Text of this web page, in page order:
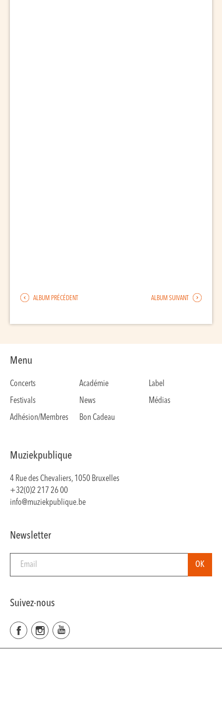
ALBUM PRÉCÉDENT ALBUM SUIVANT
Menu
Concerts Académie
Label
Festivals
News
Médias
Adhésion/Membres
Bon Cadeau
Muziekpublique
4 Rue des Chevaliers, 1050 Bruxelles
+32(0)2 217 26 00
info@muziekpublique.be
Newsletter
Suivez-nous